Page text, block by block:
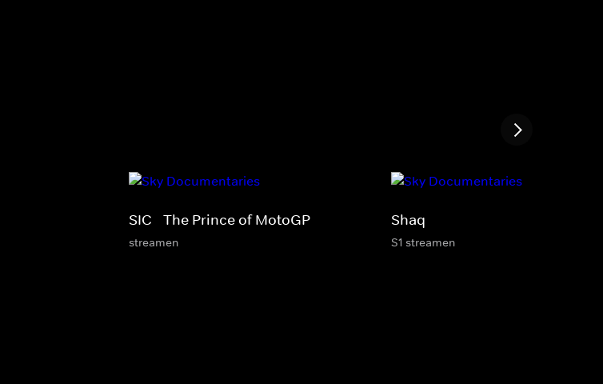
SIC - The Prince of MotoGP
streamen
Shaq
S1 streamen